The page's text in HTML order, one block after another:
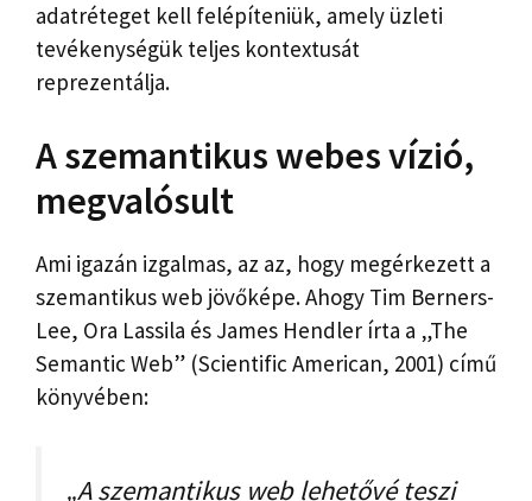
adatréteget kell felépíteniük, amely üzleti
tevékenységük teljes kontextusát
reprezentálja.
A szemantikus webes vízió,
megvalósult
Ami igazán izgalmas, az az, hogy megérkezett a
szemantikus web jövőképe. Ahogy Tim Berners-
Lee, Ora Lassila és James Hendler írta a „The
Semantic Web” (Scientific American, 2001) című
könyvében:
„A szemantikus web lehetővé teszi